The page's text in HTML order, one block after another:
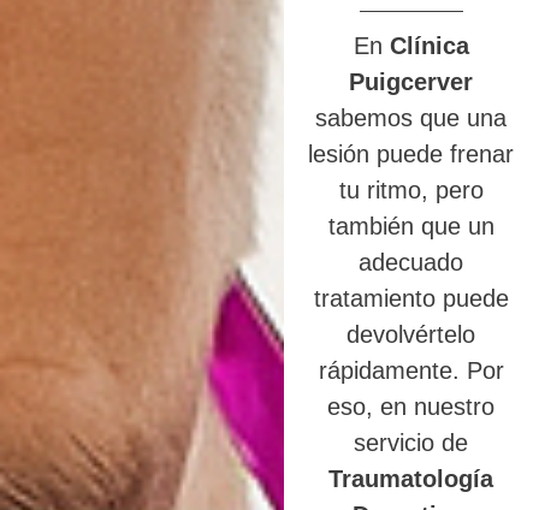
En Clínica
Puigcerver
sabemos que una
lesión puede frenar
tu ritmo, pero
también que un
adecuado
tratamiento puede
devolvértelo
rápidamente. Por
eso, en nuestro
servicio de
Traumatología